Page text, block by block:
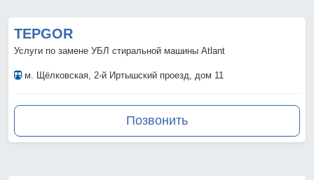
TEPGOR
Услуги по замене УБЛ стиральной машины Atlant
м. Щёлковская, 2-й Иртышский проезд, дом 11
Позвонить